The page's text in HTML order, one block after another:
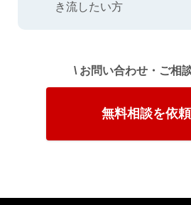
き流したい方
\ お問い合わせ・ご相
無料相談を依